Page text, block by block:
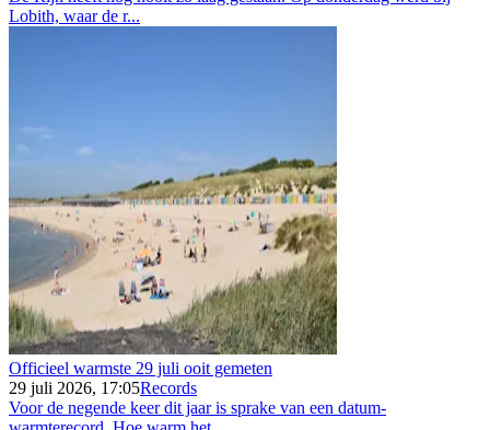
Lobith, waar de r...
Officieel warmste 29 juli ooit gemeten
29 juli 2026, 17:05Records
Voor de negende keer dit jaar is sprake van een datum-